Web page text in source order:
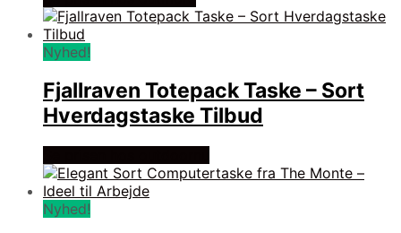
Nyhed!
Fjallraven Totepack Taske – Sort
Hverdagstaske Tilbud
Nyhed!